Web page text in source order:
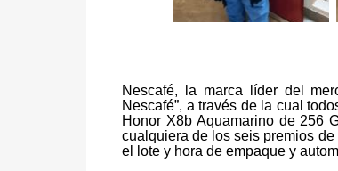
Nescafé, la marca líder del
Nescafé”, a través de la cual
Honor X8b Aquamarino de 256
cualquiera de los seis premios
el lote y hora de empaque y